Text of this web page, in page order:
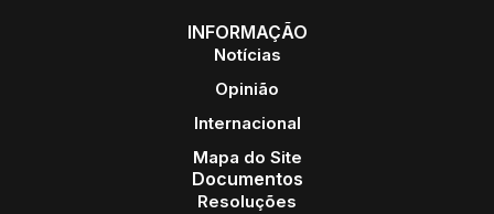
INFORMAÇÃO
Notícias
Opinião
Internacional
Mapa do Site
Documentos
Resoluções